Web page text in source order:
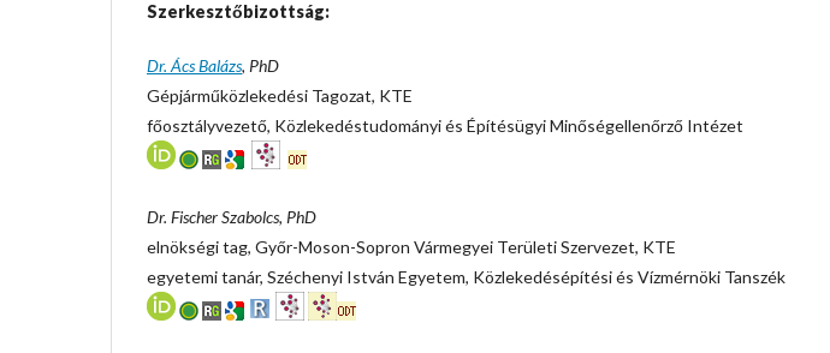
Szerkesztőbizottság:
Dr. Ács Balázs, PhD
Gépjárműközlekedési Tagozat, KTE
főosztályvezető, Közlekedéstudományi és Építésügyi Minőségellenőrző Intézet
Dr. Fischer Szabolcs, PhD
elnökségi tag, Győr-Moson-Sopron Vármegyei Területi Szervezet, KTE
egyetemi tanár, Széchenyi István Egyetem, Közlekedésépítési és Vízmérnöki Tanszék